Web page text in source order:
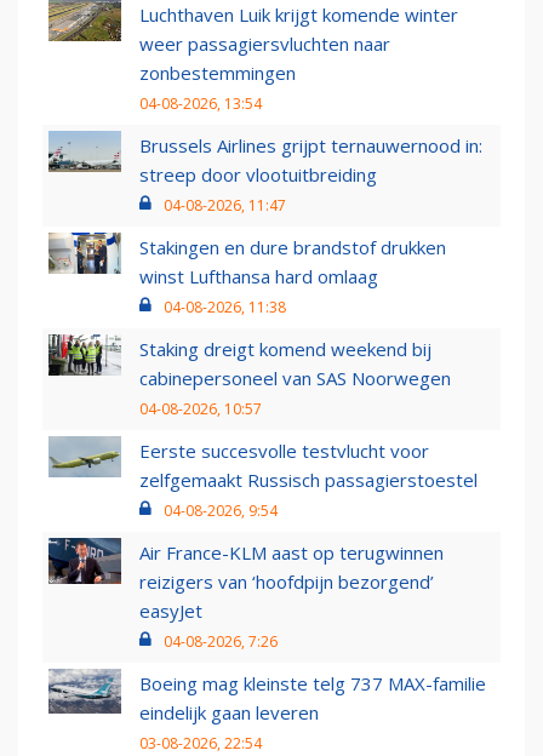
Luchthaven Luik krijgt komende winter
weer passagiersvluchten naar
zonbestemmingen
04-08-2026, 13:54
Brussels Airlines grijpt ternauwernood in:
streep door vlootuitbreiding
04-08-2026, 11:47
Stakingen en dure brandstof drukken
winst Lufthansa hard omlaag
04-08-2026, 11:38
Staking dreigt komend weekend bij
cabinepersoneel van SAS Noorwegen
04-08-2026, 10:57
Eerste succesvolle testvlucht voor
zelfgemaakt Russisch passagierstoestel
04-08-2026, 9:54
Air France-KLM aast op terugwinnen
reizigers van ‘hoofdpijn bezorgend’
easyJet
04-08-2026, 7:26
Boeing mag kleinste telg 737 MAX-familie
eindelijk gaan leveren
03-08-2026, 22:54